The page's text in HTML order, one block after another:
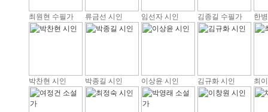
최원현 수필가 류금선 시인 임선자 시인 김종길 수필가 한
박찬현 시인 박종길 시인 이상윤 시인 김규화 시인 최